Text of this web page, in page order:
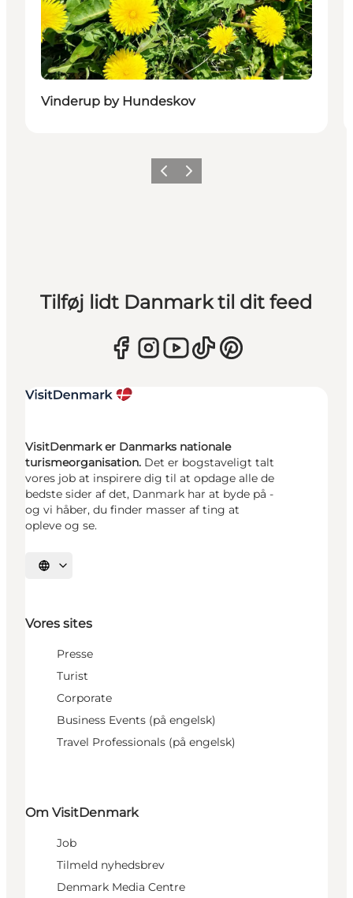
Vinderup by Hundeskov
ForrigeNæste
Tilføj lidt Danmark til dit feed
VisitDenmark er Danmarks nationale
turismeorganisation. Det er bogstaveligt talt
vores job at inspirere dig til at opdage alle de
bedste sider af det, Danmark har at byde på -
og vi håber, du finder masser af ting at
opleve og se.
Vælg sprog
Vores sites
Presse
Turist
Corporate
Business Events (på engelsk)
Travel Professionals (på engelsk)
Om VisitDenmark
Job
Tilmeld nyhedsbrev
Denmark Media Centre